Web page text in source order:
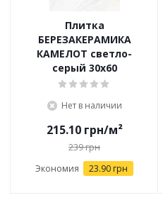
Плитка
БЕРЕЗАКЕРАМИКА
КАМЕЛОТ светло-
серый 30х60
Нет в наличии
215.10грн/м²
239грн
Экономия 23.90 грн